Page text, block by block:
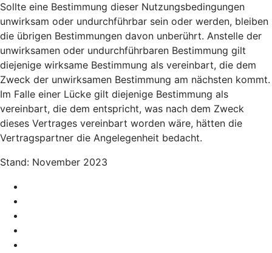
Sollte eine Bestimmung dieser Nutzungsbedingungen
unwirksam oder undurchführbar sein oder werden, bleiben
die übrigen Bestimmungen davon unberührt. Anstelle der
unwirksamen oder undurchführbaren Bestimmung gilt
diejenige wirksame Bestimmung als vereinbart, die dem
Zweck der unwirksamen Bestimmung am nächsten kommt.
Im Falle einer Lücke gilt diejenige Bestimmung als
vereinbart, die dem entspricht, was nach dem Zweck
dieses Vertrages vereinbart worden wäre, hätten die
Vertragspartner die Angelegenheit bedacht.
Stand: November 2023